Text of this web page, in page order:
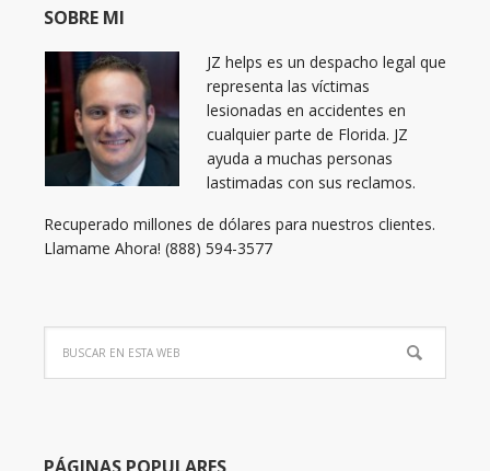
SOBRE MI
JZ helps es un despacho legal que
representa las víctimas
lesionadas en accidentes en
cualquier parte de Florida. JZ
ayuda a muchas personas
lastimadas con sus reclamos.
Recuperado millones de dólares para nuestros clientes.
Llamame Ahora! (888) 594-3577
PÁGINAS POPULARES